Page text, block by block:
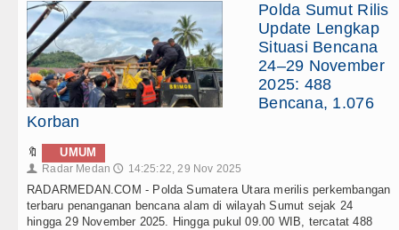
Polda Sumut Rilis
Update Lengkap
Situasi Bencana
24–29 November
2025: 488
Bencana, 1.076
Korban
🔖 UMUM
👤 Radar Medan 🕔 14:25:22, 29 Nov 2025
RADARMEDAN.COM - Polda Sumatera Utara merilis perkembangan
terbaru penanganan bencana alam di wilayah Sumut sejak 24
hingga 29 November 2025. Hingga pukul 09.00 WIB, tercatat 488